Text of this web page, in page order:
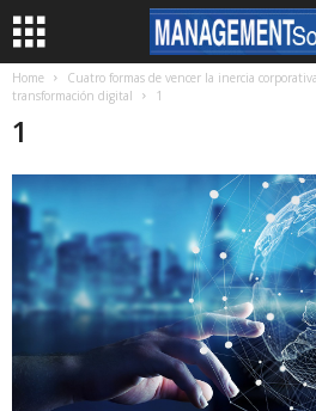
Home
Cuatro formas de vencer la inercia
transformación digital
1
1